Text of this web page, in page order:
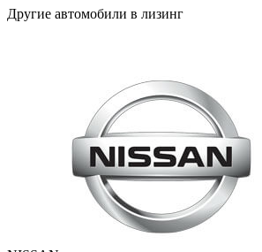
Другие автомобили в лизинг